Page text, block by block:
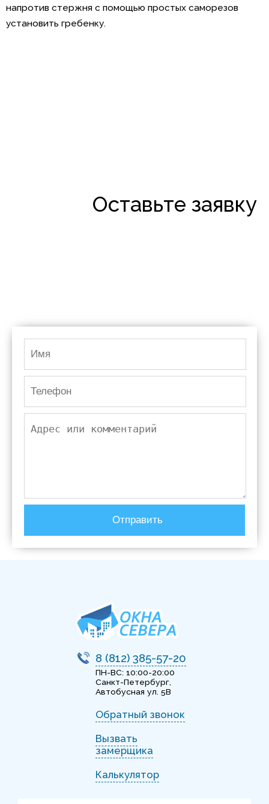
напротив стержня с помощью простых саморезов
установить гребенку.
Оставьте заявку
Отправить
8 (812) 385-57-20
ПН-ВС: 10:00-20:00
Санкт-Петербург,
Автобусная ул. 5В
Обратный звонок
Вызвать
замерщика
Калькулятор